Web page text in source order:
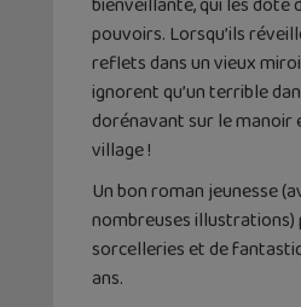
pouvoirs. Lorsqu’ils
reflets dans un vieux
ignorent qu’un terrible
dorénavant sur le
village !
Un bon roman jeunesse
nombreuses illustrations)
sorcelleries et de
ans.